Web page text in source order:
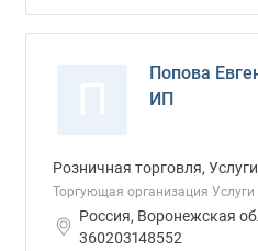
Попова
ИП
Розничная торговля, Услуги
Торгующая организация Услуги
Россия, Воронежская
360203148552